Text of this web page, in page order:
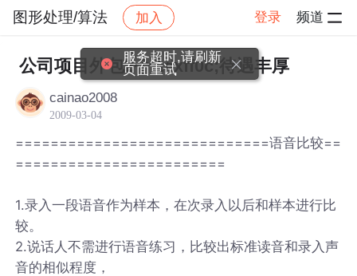
图形处理/算法 加入 登录 频道
社区 图形处理/算法 帖子详情
公司项目外包2个&#xff0c;待遇丰厚
cainao2008
2009-03-04
=============================语音比较==
========================
1.录入一段语音作为样本，在次录入以后和样本进行比
较。
2.说话人不需进行语音练习，比较出标准读音和录入声
音的相似程度，
服务超时,请刷新
页面重试